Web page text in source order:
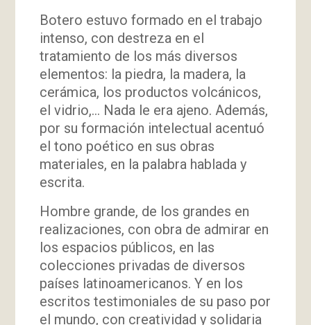
Botero estuvo formado en el trabajo
intenso, con destreza en el
tratamiento de los más diversos
elementos: la piedra, la madera, la
cerámica, los productos volcánicos,
el vidrio,… Nada le era ajeno. Además,
por su formación intelectual acentuó
el tono poético en sus obras
materiales, en la palabra hablada y
escrita.
Hombre grande, de los grandes en
realizaciones, con obra de admirar en
los espacios públicos, en las
colecciones privadas de diversos
países latinoamericanos. Y en los
escritos testimoniales de su paso por
el mundo, con creatividad y solidaria